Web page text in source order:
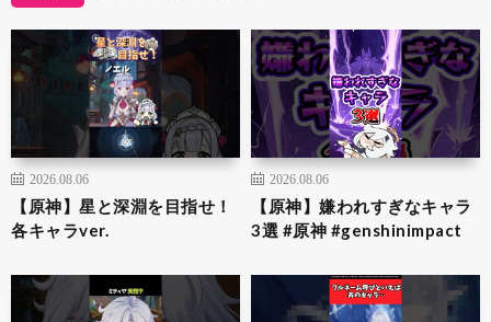
2026.08.06
【原神】星と深淵を目指せ！
各キャラver.
2026.08.06
【原神】嫌われすぎなキャラ
3選 #原神 #genshinimpact